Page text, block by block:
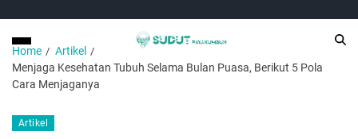
Home
Artikel
Menjaga Kesehatan Tubuh Selama Bulan Puasa, Berikut 5 Pola
Cara Menjaganya
Artikel